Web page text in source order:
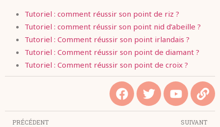
Tutoriel : comment réussir son point de riz ?
Tutoriel : comment réussir son point nid d’abeille ?
Tutoriel : Comment réussir son point irlandais ?
Tutoriel : Comment réussir son point de diamant ?
Tutoriel : Comment réussir son point de croix ?
PRÉCÉDENT SUIVANT